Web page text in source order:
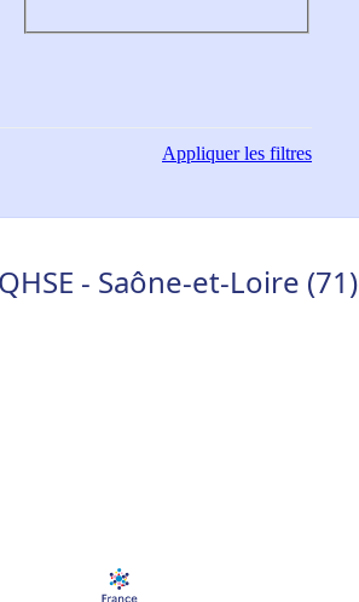
Appliquerles filtres
- Saône-et-Loire (71)